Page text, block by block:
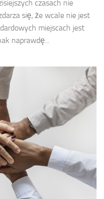
czasach nie
się, że wcale nie jest
miejscach jest
naprawdę...